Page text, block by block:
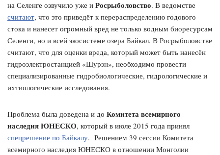
на Селенге озвучило уже и Росрыболовство. В ведомстве
считают, что это приведёт к перераспределению годового
стока и нанесет огромный вред не только водным биоресурсам
Селенги, но и всей экосистеме озера Байкал. В Росрыболовстве
считают, что для оценки вреда, который может быть нанесён
гидроэлектростанцией «Шурэн», необходимо провести
специализированные гидробиологические, гидрологические и
ихтиологические исследования.
Проблема была доведена и до Комитета всемирного
наследия ЮНЕСКО, который в июле 2015 года принял
спецрешение по Байкалу. Решением 39 сессии Комитета
всемирного наследия ЮНЕСКО в отношении Монголии